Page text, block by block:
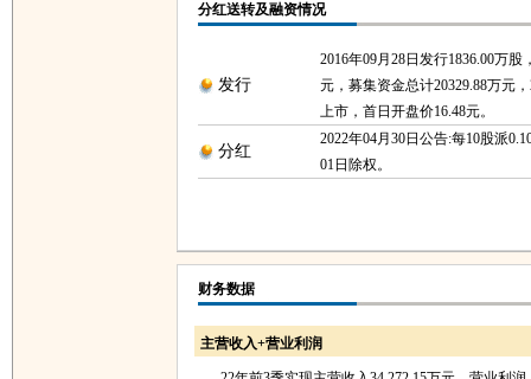
分红送转及融资情况
发行
2016年09月28日发行1836.00万股
元，募集资金总计20329.88万元
上市，首日开盘价16.48元。
分红
2022年04月30日公告:每10股派
01日除权。
财务数据
主营收入+营业利润